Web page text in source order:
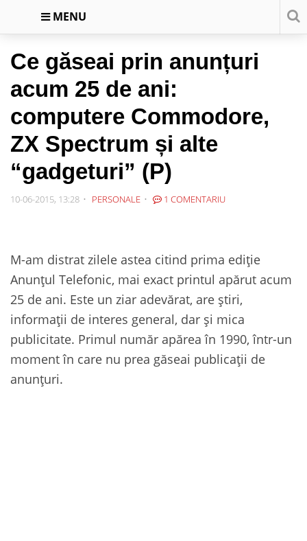
MENU
Ce găseai prin anunțuri
acum 25 de ani:
computere Commodore,
ZX Spectrum și alte
“gadgeturi” (P)
10-06-2015, 13:28 PERSONALE 1 COMENTARIU
M-am distrat zilele astea citind prima ediție
Anunțul Telefonic, mai exact printul apărut acum
25 de ani. Este un ziar adevărat, are știri,
informații de interes general, dar și mica
publicitate. Primul număr apărea în 1990, într-un
moment în care nu prea găseai publicații de
anunțuri.